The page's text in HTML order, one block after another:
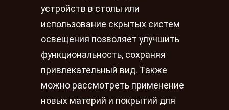
устройств в столы или
использование скрытых систем
освещения позволяет улучшить
функциональность, сохраняя
привлекательный вид. Также
можно рассмотреть применение
новых материй и покрытий для